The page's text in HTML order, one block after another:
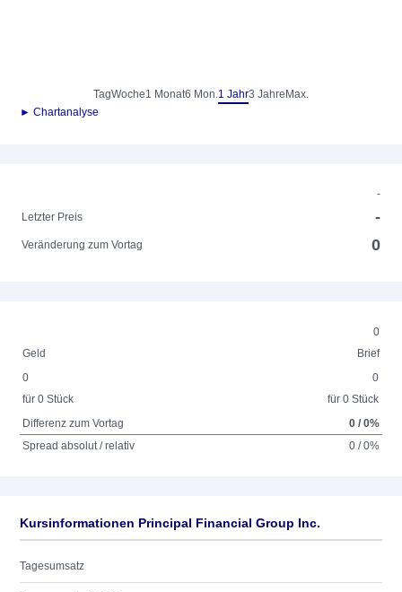
TagWoche1 Monat6 Mon.1 Jahr3 Jahre Max.
► Chartanalyse
-
Letzter Preis
-
Veränderung zum Vortag 0
0
Geld
Brief
0
für 0 Stück
0
für 0 Stück
Differenz zum Vortag
0 / 0%
Spread absolut / relativ
0 / 0%
Kursinformationen Principal Financial Group Inc.
Tagesumsatz